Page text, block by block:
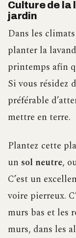
Culture de la
jardin
Dans les
planter la
printemps afin
Si vous résidez
préférable
mettre en terre.
Plantez cette
un sol neutre,
C’est un
voire pierreux.
murs bas et les
murs, dans les